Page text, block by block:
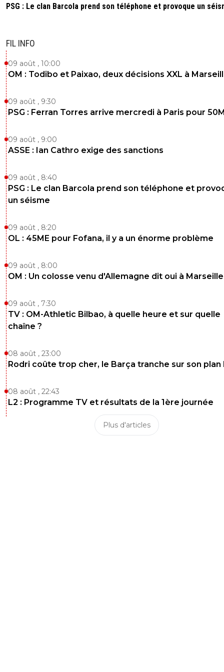
PSG : Le clan Barcola prend son téléphone et provoque un
FIL INFO
09 août , 10:00
OM : Todibo et Paixao, deux décisions XXL à
09 août , 9:30
PSG : Ferran Torres arrive mercredi à Paris pour
09 août , 9:00
ASSE : Ian Cathro exige des sanctions
09 août , 8:40
PSG : Le clan Barcola prend son téléphone et
un séisme
09 août , 8:20
OL : 45ME pour Fofana, il y a un énorme problème
09 août , 8:00
OM : Un colosse venu d'Allemagne dit oui à Marseille
09 août , 7:30
TV : OM-Athletic Bilbao, à quelle heure et sur quelle
chaîne ?
08 août , 23:00
Rodri coûte trop cher, le Barça tranche sur son plan
08 août , 22:43
L2 : Programme TV et résultats de la 1ère journée
Plus d'articles